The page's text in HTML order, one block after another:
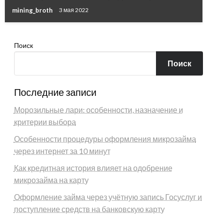
mining_broth 3 мая 2022
Поиск
Поиск
Последние записи
Морозильные лари: особенности, назначение и
критерии выбора
Особенности процедуры оформления микрозайма
через интернет за 10 минут
Как кредитная история влияет на одобрение
микрозайма на карту
Оформление займа через учётную запись Госуслуг и
поступление средств на банковскую карту